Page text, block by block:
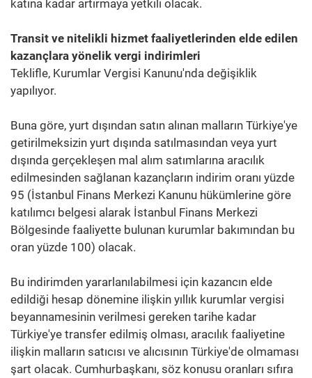
katına kadar artırmaya yetkili olacak.
Transit ve nitelikli hizmet faaliyetlerinden elde edilen
kazançlara yönelik vergi indirimleri
Teklifle, Kurumlar Vergisi Kanunu'nda değişiklik
yapılıyor.
Buna göre, yurt dışından satın alınan malların Türkiye'ye
getirilmeksizin yurt dışında satılmasından veya yurt
dışında gerçekleşen mal alım satımlarına aracılık
edilmesinden sağlanan kazançların indirim oranı yüzde
95 (İstanbul Finans Merkezi Kanunu hükümlerine göre
katılımcı belgesi alarak İstanbul Finans Merkezi
Bölgesinde faaliyette bulunan kurumlar bakımından bu
oran yüzde 100) olacak.
Bu indirimden yararlanılabilmesi için kazancın elde
edildiği hesap dönemine ilişkin yıllık kurumlar vergisi
beyannamesinin verilmesi gereken tarihe kadar
Türkiye'ye transfer edilmiş olması, aracılık faaliyetine
ilişkin malların satıcısı ve alıcısının Türkiye'de olmaması
şart olacak. Cumhurbaşkanı, söz konusu oranları sıfıra